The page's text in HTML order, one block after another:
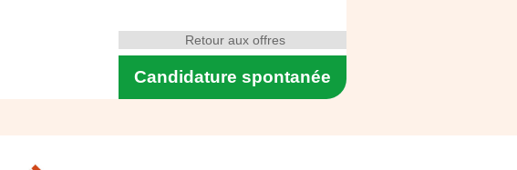
Candidature spontanée
Retour aux offres